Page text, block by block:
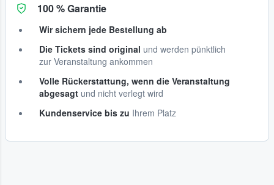
100 % Garantie
Wir sichern jede Bestellung ab
Die Tickets sind original und werden pünktlich
zur Veranstaltung ankommen
Volle Rückerstattung, wenn die Veranstaltung
abgesagt und nicht verlegt wird
Kundenservice bis zu Ihrem Platz